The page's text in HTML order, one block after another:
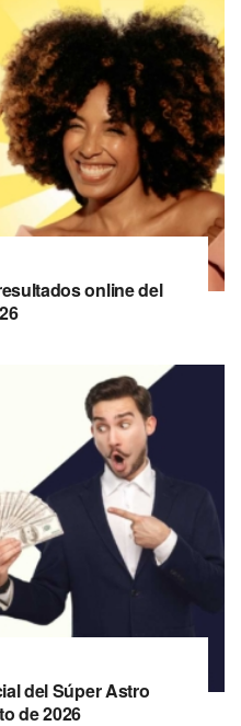
online del
del Súper Astro
de 2026